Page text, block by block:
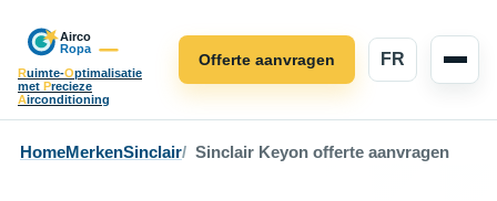
Ruimte-Optimalisatie
met Precieze
Airconditioning
FR
Offerte aanvragen
HomeMerkenSinclair Sinclair Keyon offerte aanvragen